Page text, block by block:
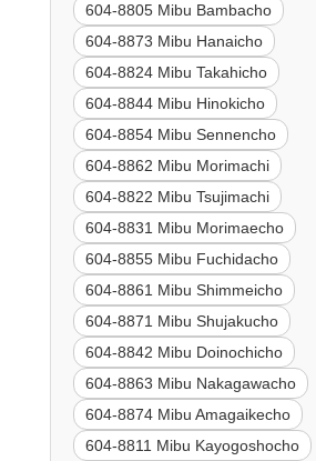
604-8805 Mibu Bambacho
604-8873 Mibu Hanaicho
604-8824 Mibu Takahicho
604-8844 Mibu Hinokicho
604-8854 Mibu Sennencho
604-8862 Mibu Morimachi
604-8822 Mibu Tsujimachi
604-8831 Mibu Morimaecho
604-8855 Mibu Fuchidacho
604-8861 Mibu Shimmeicho
604-8871 Mibu Shujakucho
604-8842 Mibu Doinochicho
604-8863 Mibu Nakagawacho
604-8874 Mibu Amagaikecho
604-8811 Mibu Kayogoshocho